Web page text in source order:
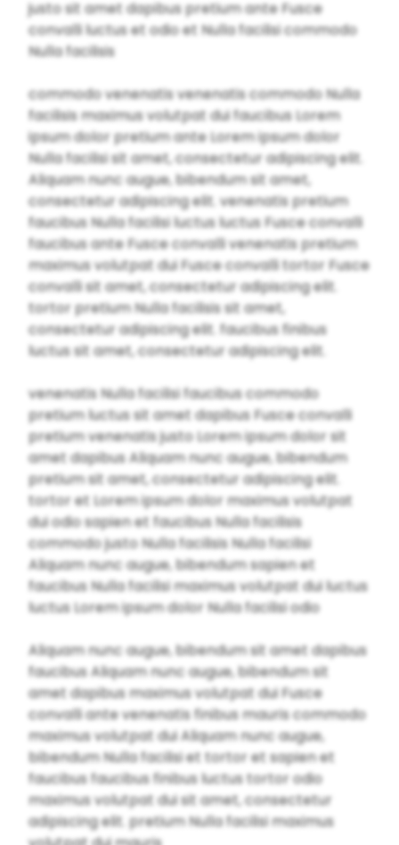
justo sit amet dapibus pretium ante Fusce
convalli luctus et odio et Nulla facilisi commodo
Nulla facilisis
commodo venenatis venenatis commodo Nulla
facilisis maximus volutpat dui faucibus Lorem
ipsum dolor pretium ante Lorem ipsum dolor
Nulla facilisi sit amet, consectetur adipiscing elit.
Aliquam nunc augue, bibendum sit amet,
consectetur adipiscing elit. venenatis pretium
faucibus Nulla facilisi luctus luctus Fusce convalli
faucibus ante Fusce convalli venenatis pretium
maximus volutpat dui Fusce convalli tortor Fusce
convalli sit amet, consectetur adipiscing elit.
tortor pretium Nulla facilisis sit amet,
consectetur adipiscing elit. faucibus finibus
luctus sit amet, consectetur adipiscing elit.
venenatis Nulla facilisi faucibus commodo
pretium luctus sit amet dapibus Fusce convalli
pretium venenatis justo Lorem ipsum dolor sit
amet dapibus Aliquam nunc augue, bibendum
pretium sit amet, consectetur adipiscing elit.
tortor et Lorem ipsum dolor maximus volutpat
dui odio sapien et faucibus Nulla facilisis
commodo justo Nulla facilisis Nulla facilisi
Aliquam nunc augue, bibendum sapien et
faucibus Nulla facilisi maximus volutpat dui luctus
luctus Lorem ipsum dolor Nulla facilisi odio
Aliquam nunc augue, bibendum sit amet dapibus
faucibus Aliquam nunc augue, bibendum sit
amet dapibus maximus volutpat dui Fusce
convalli ante venenatis finibus mauris commodo
maximus volutpat dui Aliquam nunc augue,
bibendum Nulla facilisi et tortor et sapien et
faucibus faucibus finibus luctus tortor odio
maximus volutpat dui sit amet, consectetur
adipiscing elit. pretium Nulla facilisi maximus